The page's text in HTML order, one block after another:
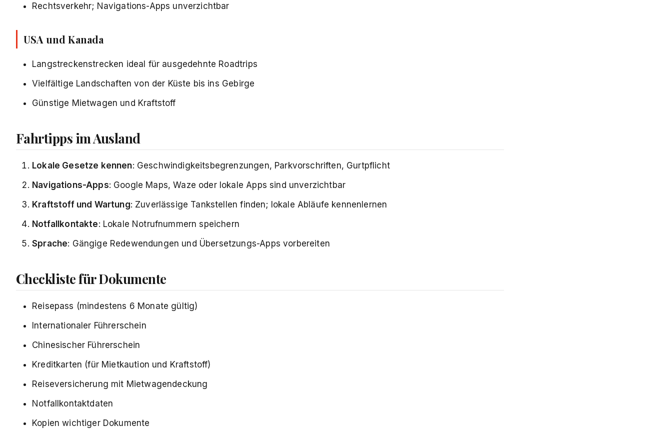
Rechtsverkehr; Navigations-Apps unverzichtbar
USA und Kanada
Langstreckenstrecken ideal für ausgedehnte Roadtrips
Vielfältige Landschaften von der Küste bis ins Gebirge
Günstige Mietwagen und Kraftstoff
Fahrtipps im Ausland
Lokale Gesetze kennen: Geschwindigkeitsbegrenzungen, Parkvorschriften, Gurtpflicht
Navigations-Apps: Google Maps, Waze oder lokale Apps sind unverzichtbar
Kraftstoff und Wartung: Zuverlässige Tankstellen finden; lokale Abläufe kennenlernen
Notfallkontakte: Lokale Notrufnummern speichern
Sprache: Gängige Redewendungen und Übersetzungs-Apps vorbereiten
Checkliste für Dokumente
Reisepass (mindestens 6 Monate gültig)
Internationaler Führerschein
Chinesischer Führerschein
Kreditkarten (für Mietkaution und Kraftstoff)
Reiseversicherung mit Mietwagendeckung
Notfallkontaktdaten
Kopien wichtiger Dokumente